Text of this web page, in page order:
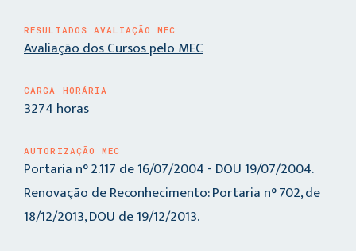
RESULTADOS AVALIAÇÃO MEC
Avaliação dos Cursos pelo MEC
CARGA HORÁRIA
3274 horas
AUTORIZAÇÃO MEC
Portaria n° 2.117 de 16/07/2004 - DOU 19/07/2004.
Renovação de Reconhecimento: Portaria n° 702, de
18/12/2013, DOU de 19/12/2013.